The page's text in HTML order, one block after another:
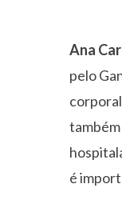
Ana
pelo
também
é